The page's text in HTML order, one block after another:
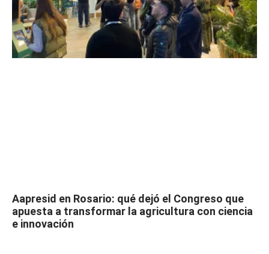
Aapresid en Rosario: qué dejó el Congreso que
apuesta a transformar la agricultura con ciencia
e innovación